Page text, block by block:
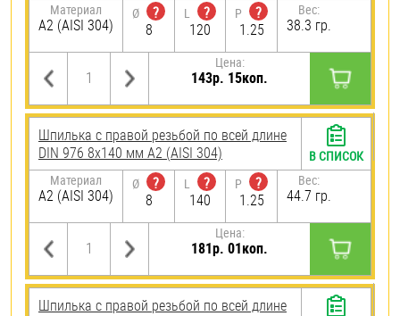
Материал
А2 (AISI 304)
Ø
?
8
L
?
120
P
?
1.25
Вес:
38.3 гр.
Цена:
143р. 15коп.
Шпилька с правой резьбой по всей длине
DIN 976 8х140 мм А2 (AISI 304)
Материал
А2 (AISI 304)
Ø
?
8
L
?
140
P
?
1.25
Вес:
44.7 гр.
Цена:
181р. 01коп.
В СПИСОК
Шпилька с правой резьбой по всей длине